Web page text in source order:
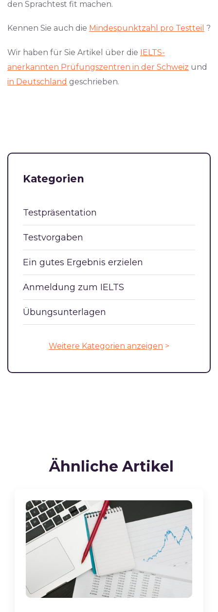
den Sprachtest fit machen.
Kennen Sie auch die Mindespunktzahl pro Testteil ?
Wir haben für Sie Artikel über die IELTS-
anerkannten Prüfungszentren in der Schweiz und
in Deutschland geschrieben.
Kategorien
Testpräsentation
Testvorgaben
Ein gutes Ergebnis erzielen
Anmeldung zum IELTS
Übungsunterlagen
Weitere Kategorien anzeigen >
Ähnliche Artikel